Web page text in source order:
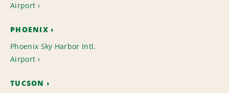
Airport
PHOENIX
Phoenix Sky Harbor Intl.
Airport
TUCSON